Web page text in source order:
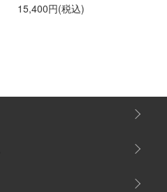
15,400円(税込)